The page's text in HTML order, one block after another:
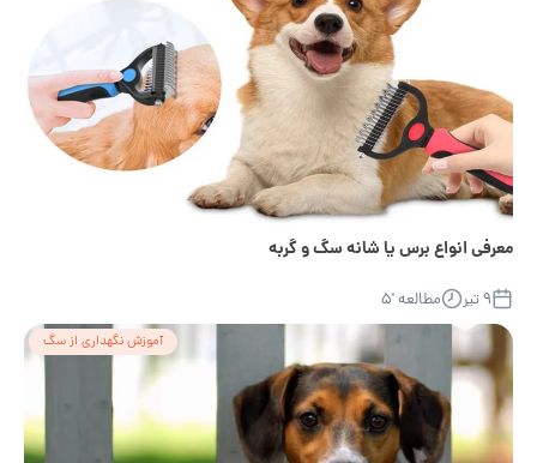
معرفی انواع برس یا شانه سگ و گربه
۹ تیر مطالعه '۵
آموزش نگهداری از سگ